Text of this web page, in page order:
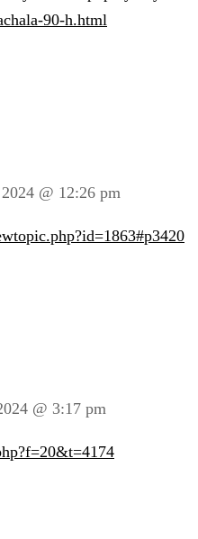
90-h.html
@ 12:26 pm
@ 3:17 pm